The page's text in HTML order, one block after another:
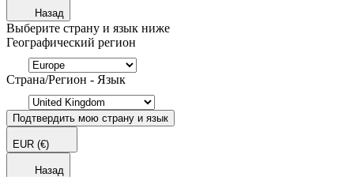
Назад
Выберите страну и язык ниже
Географический регион
Страна/Регион - Язык
Подтвердить мою страну и язык
EUR (€)
Назад